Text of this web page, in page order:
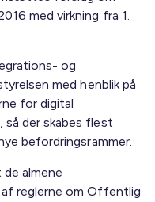
med virkning fra 1.
og
med henblik på
for digital
så der skabes flest
befordringsrammer.
almene
reglerne om Offentlig